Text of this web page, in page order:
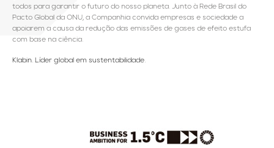
todos para garantir o futuro do nosso planeta. Junto à Rede Brasil do
Pacto Global da ONU, a Companhia convida empresas e sociedade a
apoiarem a causa da redução das emissões de gases de efeito estufa
com base na ciência.
Klabin. Líder global em sustentabilidade.